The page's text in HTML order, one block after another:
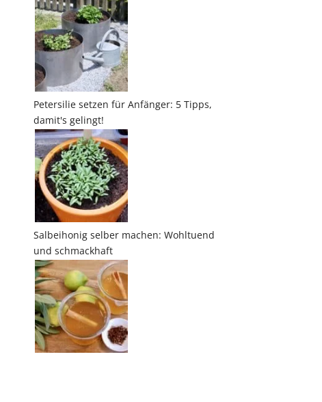
Petersilie setzen für Anfänger: 5 Tipps,
damit's gelingt!
Salbeihonig selber machen: Wohltuend
und schmackhaft